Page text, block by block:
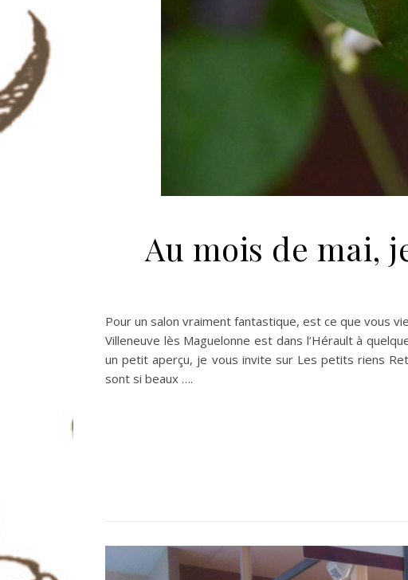
Au mois de mai,
Pour un salon vraiment fantastique, est ce que vous
Villeneuve lès Maguelonne est dans l’Hérault à
un petit aperçu, je vous invite sur Les petits riens
sont si beaux ….